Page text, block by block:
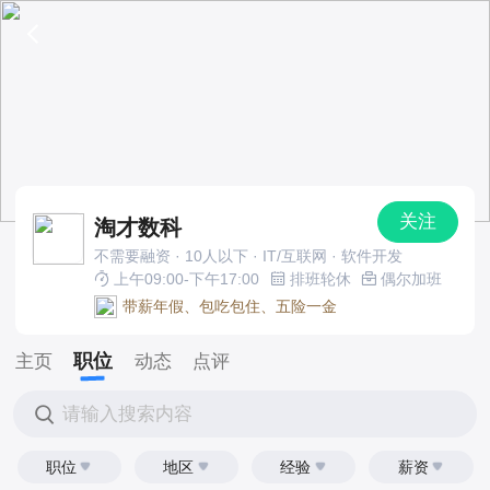
淘才数科 关注
不需要融资 · 10人以下 · IT/互联网 · 软件开发
上午09:00-下午17:00
排班轮休
偶尔加班
带薪年假、包吃包住、五险一金
主页 职位 动态 点评
请输入搜索内容
职位 地区 经验 薪资